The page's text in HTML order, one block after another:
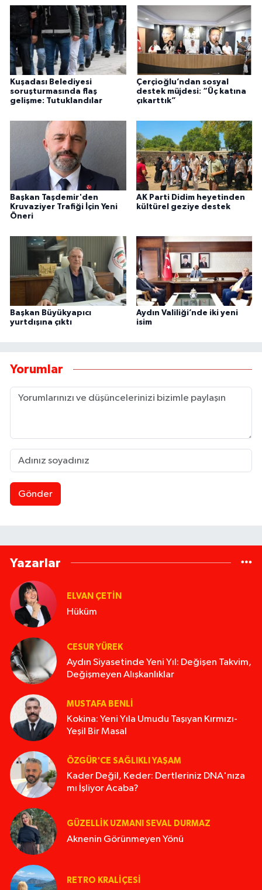
Kuşadası Belediyesi
soruşturmasında flaş
gelişme: Tutuklandılar
Çerçioğlu’ndan sosyal
destek müjdesi: “Üç katına
çıkarttık”
Başkan Taşdemir'den
Kruvaziyer Trafiği İçin Yeni
Öneri
AK Parti Didim heyetinden
kültürel geziye destek
Başkan Büyükyapıcı
yurtdışına çıktı
Aydın Valiliği’nde iki yeni
isim
Yorumlar
Gönder
Yazarlar
ELVAN ÇETIN
Hüküm
CESUR YÜREK
Aydın Siyasetinde Yeni Yıl: Değişen Takvim,
Değişmeyen Alışkanlıklar
MUSTAFA BENLI
Kokina: Yeni Yıla Umudu Taşıyan Kırmızı-
Yeşil Bir Masal
ÖZGÜR'CE SAĞLIKLI YAŞAM
Kader Değil, Keder: Dertleriniz DNA'nıza
mı İşliyor Acaba?
GÜZELLIK UZMANI SEVAL DURMAZ
Aknenin Görünmeyen Yönü
RETRO KRALIÇESI